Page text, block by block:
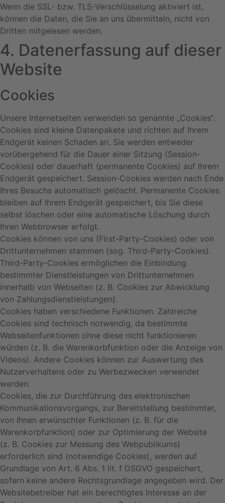
Wenn die SSL- bzw. TLS-Verschlüsselung aktiviert ist,
können die Daten, die Sie an uns übermitteln, nicht von
Dritten mitgelesen werden.
4. Datenerfassung auf dieser
Website
Cookies
Unsere Internetseiten verwenden so genannte „Cookies“.
Cookies sind kleine Datenpakete und richten auf Ihrem
Endgerät keinen Schaden an. Sie werden entweder
vorübergehend für die Dauer einer Sitzung (Session-
Cookies) oder dauerhaft (permanente Cookies) auf Ihrem
Endgerät gespeichert. Session-Cookies werden nach Ende
Ihres Besuchs automatisch gelöscht. Permanente Cookies
bleiben auf Ihrem Endgerät gespeichert, bis Sie diese
selbst löschen oder eine automatische Löschung durch
Ihren Webbrowser erfolgt.
Cookies können von uns (First-Party-Cookies) oder von
Drittunternehmen stammen (sog. Third-Party-Cookies).
Third-Party-Cookies ermöglichen die Einbindung
bestimmter Dienstleistungen von Drittunternehmen
innerhalb von Webseiten (z. B. Cookies zur Abwicklung
von Zahlungsdienstleistungen).
Cookies haben verschiedene Funktionen. Zahlreiche
Cookies sind technisch notwendig, da bestimmte
Webseitenfunktionen ohne diese nicht funktionieren
würden (z. B. die Warenkorbfunktion oder die Anzeige von
Videos). Andere Cookies können zur Auswertung des
Nutzerverhaltens oder zu Werbezwecken verwendet
werden.
Cookies, die zur Durchführung des elektronischen
Kommunikationsvorgangs, zur Bereitstellung bestimmter,
von Ihnen erwünschter Funktionen (z. B. für die
Warenkorbfunktion) oder zur Optimierung der Website
(z. B. Cookies zur Messung des Webpublikums)
erforderlich sind (notwendige Cookies), werden auf
Grundlage von Art. 6 Abs. 1 lit. f DSGVO gespeichert,
sofern keine andere Rechtsgrundlage angegeben wird. Der
Websitebetreiber hat ein berechtigtes Interesse an der